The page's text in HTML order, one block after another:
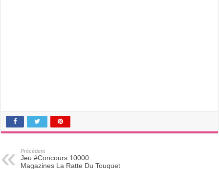
Précédent
Jeu #Concours 10000
Magazines La Ratte Du Touquet